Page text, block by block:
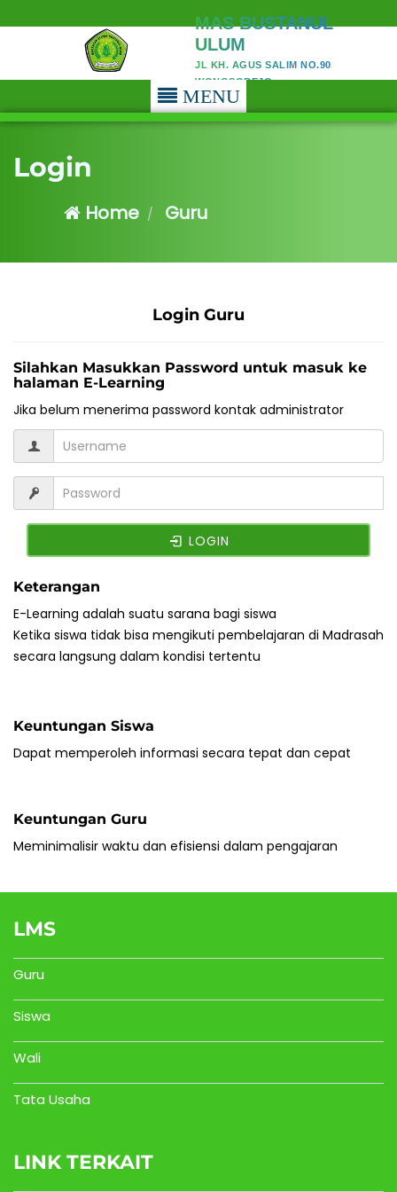
MAS BUSTANUL
ULUM
JL KH. AGUS SALIM NO.90
WONGSOREJO
MENU
Login
Home Guru
Login Guru
Silahkan Masukkan Password untuk masuk ke
halaman E-Learning
Jika belum menerima password kontak administrator
LOGIN
Keterangan
E-Learning adalah suatu sarana bagi siswa
Ketika siswa tidak bisa mengikuti pembelajaran di Madrasah
secara langsung dalam kondisi tertentu
Keuntungan Siswa
Dapat memperoleh informasi secara tepat dan cepat
Keuntungan Guru
Meminimalisir waktu dan efisiensi dalam pengajaran
LMS
Guru
Siswa
Wali
Tata Usaha
LINK TERKAIT